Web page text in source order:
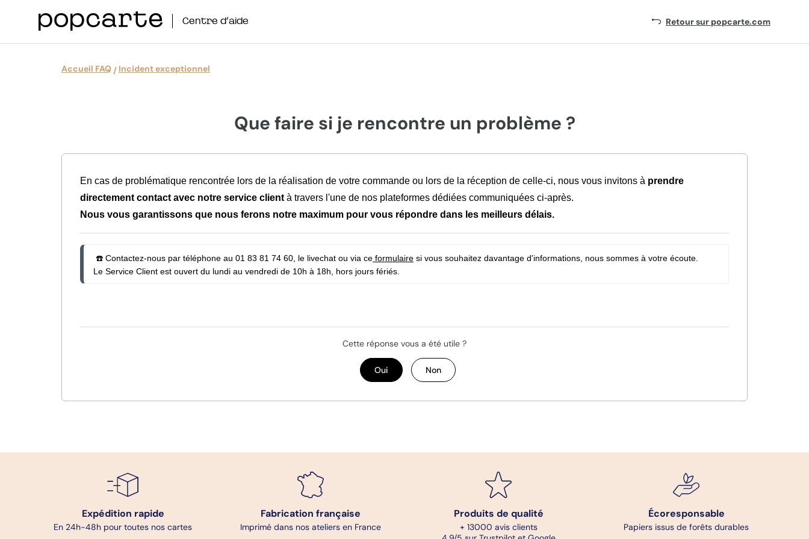
Centre d’aide Retour sur popcarte.com
Accueil FAQ Incident exceptionnel
Que faire si je rencontre un problème ?
En cas de problématique rencontrée lors de la réalisation de votre commande ou lors de la réception de celle-ci, nous vous invitons à prendre
directement contact avec notre service client à travers l'une de nos plateformes dédiées communiquées ci-après.
Nous vous garantissons que nous ferons notre maximum pour vous répondre dans les meilleurs délais.
☎️ Contactez-nous par téléphone au 01 83 81 74 60, le livechat ou via ce formulaire si vous souhaitez davantage d'informations, nous sommes à votre écoute.
Le Service Client est ouvert du lundi au vendredi de 10h à 18h, hors jours fériés.
Cette réponse vous a été utile ?
Oui Non
Expédition rapide
En 24h-48h pour toutes nos cartes
Fabrication française
Imprimé dans nos ateliers en France
Produits de qualité
+ 13000 avis clients
Écoresponsable
Papiers issus de forêts durables